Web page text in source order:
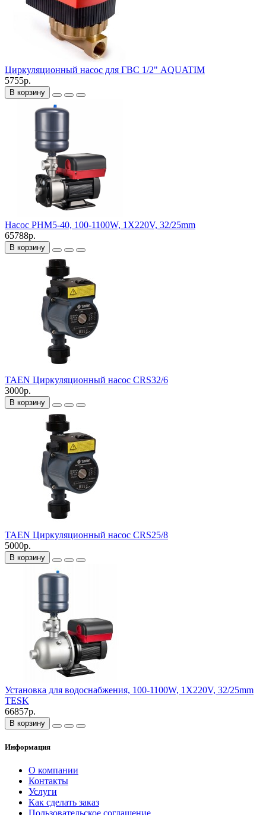
Циркуляционный насос для ГВС 1/2" AQUATIM
5755р.
В корзину
Насос PHM5-40, 100-1100W, 1X220V, 32/25mm
65788р.
В корзину
TAEN Циркуляционный насос CRS32/6
3000р.
В корзину
TAEN Циркуляционный насос CRS25/8
5000р.
В корзину
Установка для водоснабжения, 100-1100W, 1X220V, 32/25mm
TESK
66857р.
В корзину
Информация
О компании
Контакты
Услуги
Как сделать заказ